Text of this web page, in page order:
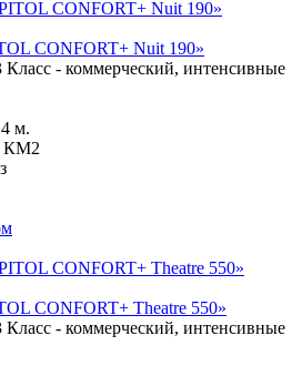
CONFORT+ Nuit 190»
Класс - коммерческий, интенсивные
4 м.
КМ2
CONFORT+ Theatre 550»
Класс - коммерческий, интенсивные